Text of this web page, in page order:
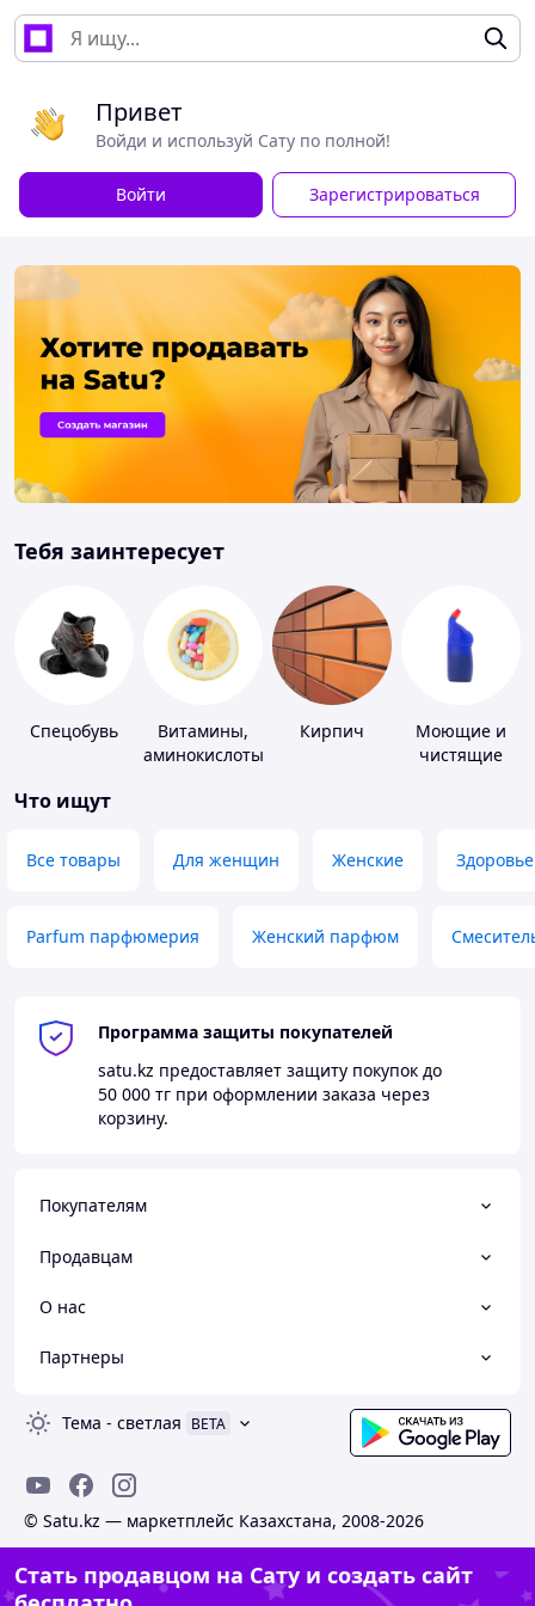
Привет
Войди и используй Сату по полной!
Войти Зарегистрироваться
Тебя заинтересует
Спецобувь
Витамины,
аминокислоты
Кирпич
Моющие и
чистящие
Что ищут
Все товары Для женщин Женские Здоровье
Parfum парфюмерия Женский парфюм
Программа защиты покупателей
satu.kz предоставляет защиту покупок до
50 000 тг при оформлении заказа через
корзину.
Покупателям
Продавцам
О нас
Партнеры
Тема - светлая BETA
© Satu.kz — маркетплейс Казахстана, 2008-2026
Стать продавцом на Сату и создать сайт